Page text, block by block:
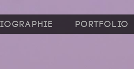
Biographie Portfolio